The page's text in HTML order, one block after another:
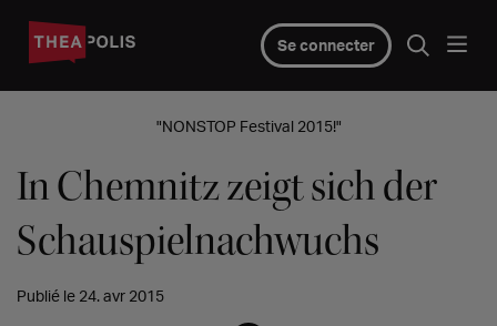
Se connecter
"NONSTOP Festival 2015!"
In Chemnitz zeigt sich der
Schauspielnachwuchs
Publié le 24. avr 2015